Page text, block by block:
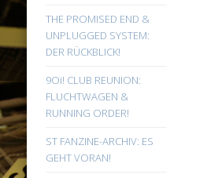
THE PROMISED END &
UNPLUGGED SYSTEM:
DER RÜCKBLICK!
9Oi! CLUB REUNION:
FLUCHTWAGEN &
RUNNING ORDER!
ST FANZINE-ARCHIV: ES
GEHT VORAN!